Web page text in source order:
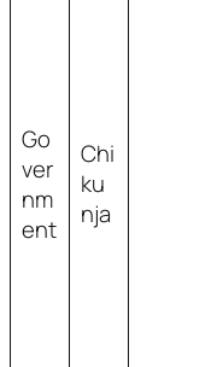
Go
ver
nm
ent
Chi
ku
nja